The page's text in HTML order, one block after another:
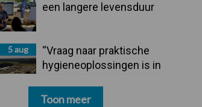
een langere levensduur
5 aug
“Vraag naar praktische
hygieneoplossingen is in
Toon meer